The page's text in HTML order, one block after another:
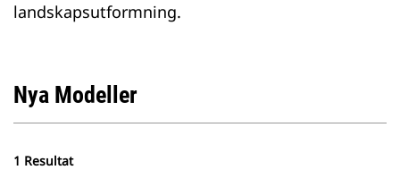
landskapsutformning.
Nya Modeller
1 Resultat